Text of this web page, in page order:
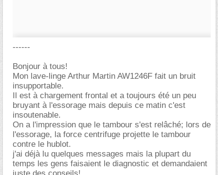
------
Bonjour à tous!
Mon lave-linge Arthur Martin AW1246F fait un bruit
insupportable.
Il est à chargement frontal et a toujours été un peu
bruyant à l'essorage mais depuis ce matin c'est
insoutenable.
On a l'impression que le tambour s'est relâché; lors de
l'essorage, la force centrifuge projette le tambour
contre le hublot.
j'ai déjà lu quelques messages mais la plupart du
temps les gens faisaient le diagnostic et demandaient